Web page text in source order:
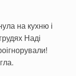
на кухню і
Наді